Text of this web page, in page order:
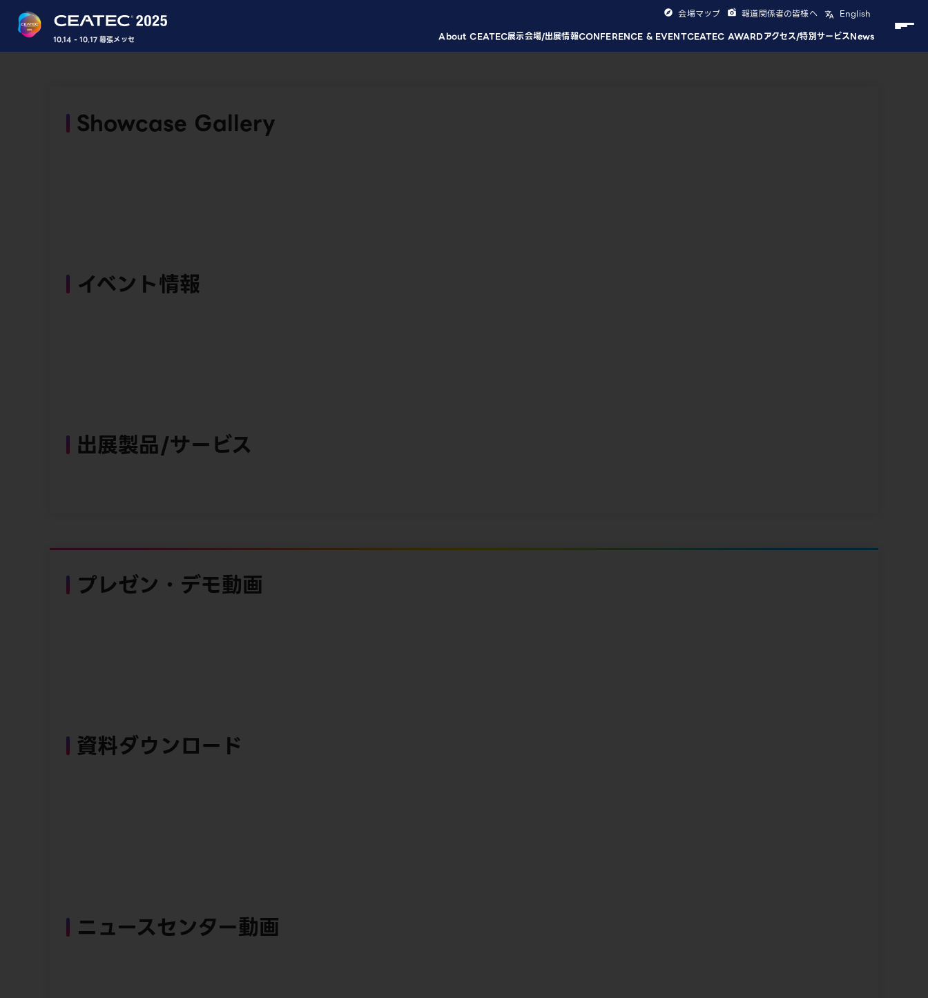
10.14 - 10.17 幕張メッセ About CEATEC展示会場/出展情報CONFERENCE & EVENTCEATEC AWARDアクセス/特別サービスNews
会場マップ 報道関係者の皆様へ English
Showcase Gallery
イベント情報
出展製品/サービス
プレゼン・デモ動画
資料ダウンロード
ニュースセンター動画